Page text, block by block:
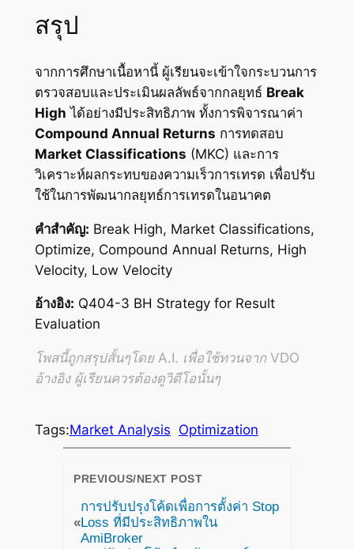
สรุป
จากการศึกษาเนื้อหานี้ ผู้เรียนจะเข้าใจกระบวนการ
ตรวจสอบและประเมินผลลัพธ์จากกลยุทธ์ Break
High ได้อย่างมีประสิทธิภาพ ทั้งการพิจารณาค่า
Compound Annual Returns การทดสอบ
Market Classifications (MKC) และการ
วิเคราะห์ผลกระทบของความเร็วการเทรด เพื่อปรับ
ใช้ในการพัฒนากลยุทธ์การเทรดในอนาคต
คำสำคัญ: Break High, Market Classifications,
Optimize, Compound Annual Returns, High
Velocity, Low Velocity
อ้างอิง: Q404-3 BH Strategy for Result
Evaluation
โพสนี้ถูกสรุปสั้นๆโดย A.I. เพื่อใช้ทวนจาก VDO
อ้างอิง ผู้เรียนควรต้องดูวิดีโอนั้นๆ
Tags:Market Analysis Optimization
PREVIOUS/NEXT POST
«
การปรับปรุงโค้ดเพื่อการตั้งค่า Stop
Loss ที่มีประสิทธิภาพใน
AmiBroker